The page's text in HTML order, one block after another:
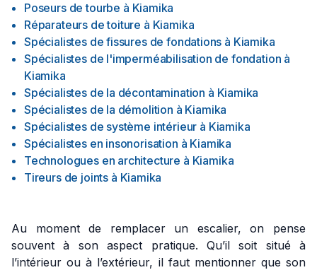
Poseurs de tourbe à Kiamika
Réparateurs de toiture à Kiamika
Spécialistes de fissures de fondations à Kiamika
Spécialistes de l'imperméabilisation de fondation à
Kiamika
Spécialistes de la décontamination à Kiamika
Spécialistes de la démolition à Kiamika
Spécialistes de système intérieur à Kiamika
Spécialistes en insonorisation à Kiamika
Technologues en architecture à Kiamika
Tireurs de joints à Kiamika
Au moment de remplacer un escalier, on pense
souvent à son aspect pratique. Qu’il soit situé à
l’intérieur ou à l’extérieur, il faut mentionner que son